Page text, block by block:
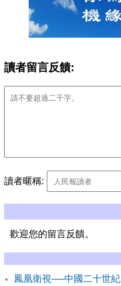
讀者留言反饋:
讀者暱稱:
歡迎您的留言反饋。
鳳凰衛視──中國二十世